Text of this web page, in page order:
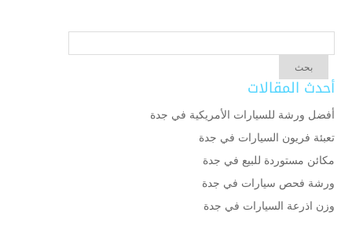
أحدث المقالات
أفضل ورشة للسيارات الأمريكية في جدة
تعبئة فريون السيارات في جدة
مكائن مستوردة للبيع في جدة
ورشة فحص سيارات في جدة
وزن اذرعة السيارات في جدة